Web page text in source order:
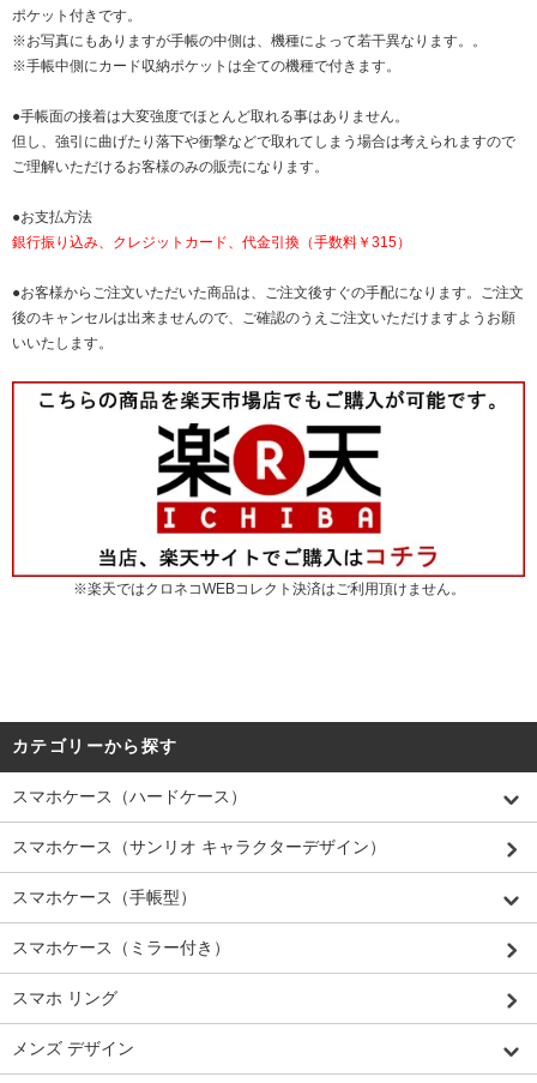
ポケット付きです。
※お写真にもありますが手帳の中側は、機種によって若干異なります。。
※手帳中側にカード収納ポケットは全ての機種で付きます。
●手帳面の接着は大変強度でほとんど取れる事はありません。
但し、強引に曲げたり落下や衝撃などで取れてしまう場合は考えられますので
ご理解いただけるお客様のみの販売になります。
●お支払方法
銀行振り込み、クレジットカード、代金引換（手数料￥315）
●お客様からご注文いただいた商品は、ご注文後すぐの手配になります。ご注文
後のキャンセルは出来ませんので、ご確認のうえご注文いただけますようお願
いいたします。
※楽天ではクロネコWEBコレクト決済はご利用頂けません。
カテゴリーから探す
スマホケース（ハードケース）
スマホケース（サンリオ キャラクターデザイン）
スマホケース（手帳型）
スマホケース（ミラー付き）
スマホ リング
メンズ デザイン